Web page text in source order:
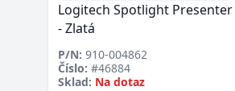
Logitech Spotlight Presenter
- Zlatá
P/N: 910-004862
Číslo: #46884
Sklad: Na dotaz